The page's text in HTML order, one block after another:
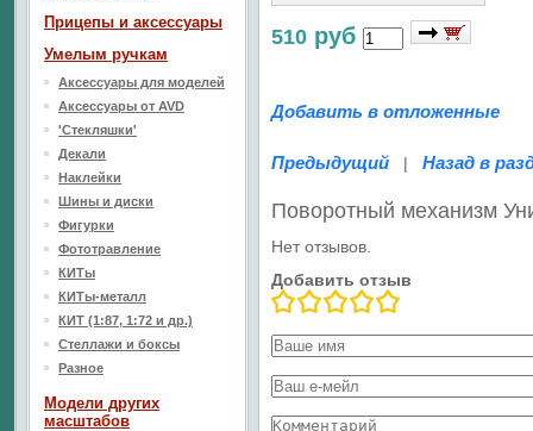
510 руб
Добавить в отложенные
Предыдущий | Назад в
Поворотный механизм
Нет отзывов.
Добавить отзыв
Прицепы и аксессуары
Умелым ручкам
Аксессуары для моделей
Аксессуары от AVD
'Стекляшки'
Декали
Наклейки
Шины и диски
Фигурки
Фототравление
КИТы
КИТы-металл
КИТ (1:87, 1:72 и др.)
Стеллажи и боксы
Разное
Модели других
масштабов